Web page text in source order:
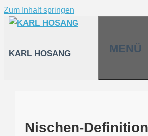
Zum Inhalt springen
KARL HOSANG MENÜ
Nischen-Definition